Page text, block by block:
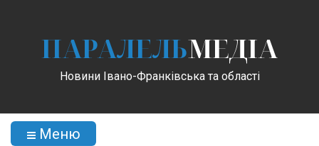
ПАРАЛЕЛЬМЕДІА
Новини Івано-Франківська та області
Меню